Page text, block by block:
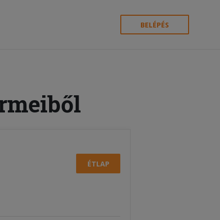
BELÉPÉS
ÉTLAP